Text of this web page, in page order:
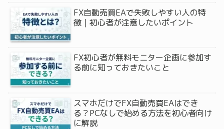
FX自動売買EAで失敗しやすい人の特
徴｜初心者が注意したいポイント
FX初心者が無料モニター企画に参加す
る前に知っておきたいこと
スマホだけでFX自動売買EAはでき
る？PCなしで始める方法を初心者向け
に解説